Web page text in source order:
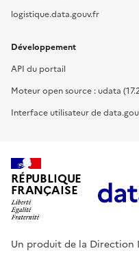
logistique.data.gouv.fr
Développement
API du portail
Moteur open source : udata
Interface utilisateur de
RÉPUBLIQUE
FRANÇAISE
Un produit de la Direction